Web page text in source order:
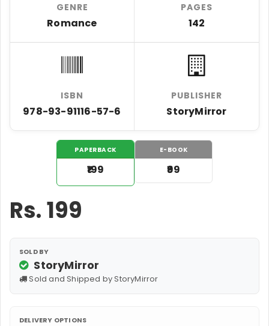
GENRE
Romance
PAGES
142
ISBN
978-93-91116-57-6
PUBLISHER
StoryMirror
PAPERBACK
₹199
E-BOOK
₹99
Rs.199
SOLD BY
StoryMirror
Sold and Shipped by StoryMirror
DELIVERY OPTIONS